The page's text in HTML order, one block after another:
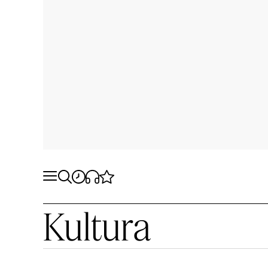
Kultura